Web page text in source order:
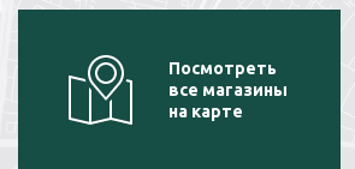
Посмотреть
все магазины
на карте